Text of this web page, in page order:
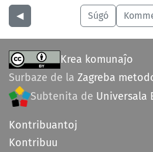
◀︎ Súgó
Krea komunaĵo
Surbaze de la Zagreba
Subtenita de Universala
Kontribuantoj
Kontribuu